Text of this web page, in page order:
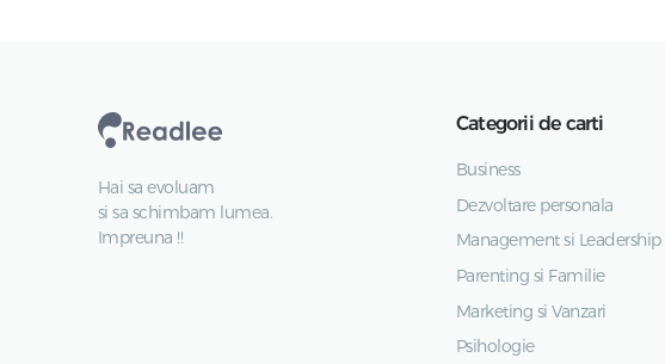
Hai sa evoluam
si sa schimbam lumea.
Impreuna !!
Categorii de carti
Business
Dezvoltare personala
Management si Leadership
Parenting si Familie
Marketing si Vanzari
Psihologie